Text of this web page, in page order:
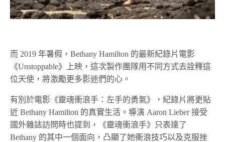
而 2019 年暑假，Bethany Hamilton 的最新紀錄片電影
《Unstoppable》上映，這次製作團隊用不同方式去詮釋這
位天使，將激勵更多影迷們的心。
有別於電影《靈魂衝浪手：左手的勇氣》，紀錄片將更貼
近 Bethany Hamilton 的真實生活。導演 Aaron Lieber 接受
國外雜誌訪問時也提到，《靈魂衝浪手》只表達了
Bethany 的其中一個面向，凸顯了她衝浪技巧以及克服挫